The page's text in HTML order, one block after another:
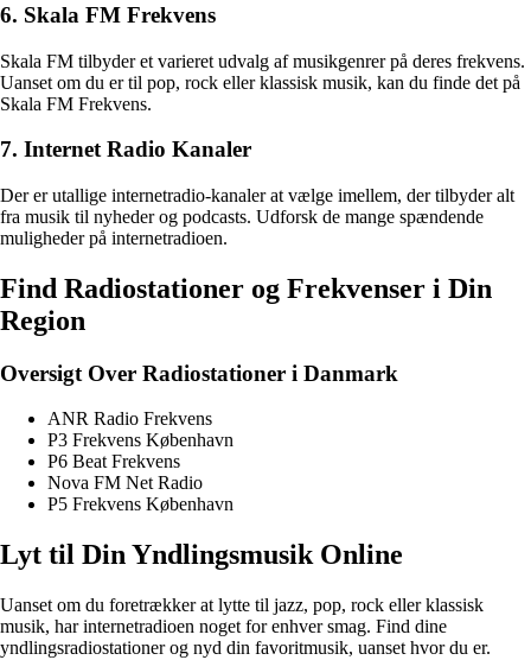
6. Skala FM Frekvens
Skala FM tilbyder et varieret udvalg af musikgenrer på deres frekvens.
Uanset om du er til pop, rock eller klassisk musik, kan du finde det på
Skala FM Frekvens.
7. Internet Radio Kanaler
Der er utallige internetradio-kanaler at vælge imellem, der tilbyder alt
fra musik til nyheder og podcasts. Udforsk de mange spændende
muligheder på internetradioen.
Find Radiostationer og Frekvenser i Din
Region
Oversigt Over Radiostationer i Danmark
ANR Radio Frekvens
P3 Frekvens København
P6 Beat Frekvens
Nova FM Net Radio
P5 Frekvens København
Lyt til Din Yndlingsmusik Online
Uanset om du foretrækker at lytte til jazz, pop, rock eller klassisk
musik, har internetradioen noget for enhver smag. Find dine
yndlingsradiostationer og nyd din favoritmusik, uanset hvor du er.